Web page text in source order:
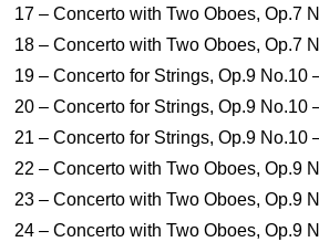
17 – Concerto with Two Oboes, Op.7
18 – Concerto with Two Oboes, Op.7
19 – Concerto for Strings, Op.9 No.10
20 – Concerto for Strings, Op.9 No.10
21 – Concerto for Strings, Op.9 No.10
22 – Concerto with Two Oboes, Op.9
23 – Concerto with Two Oboes, Op.9
24 – Concerto with Two Oboes, Op.9